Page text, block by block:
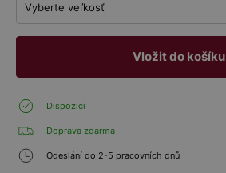
Vyberte veľkosť
Vložit do košíku
Dispozici
Doprava zdarma
Odeslání do 2-5 pracovních dnů